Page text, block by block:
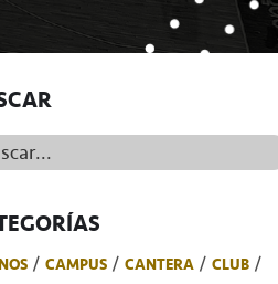
CAMPUS CANTERA
CLUB